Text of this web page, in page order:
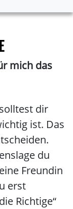
mich das
dir
ist. Das
du
Freundin
erst
Richtige“